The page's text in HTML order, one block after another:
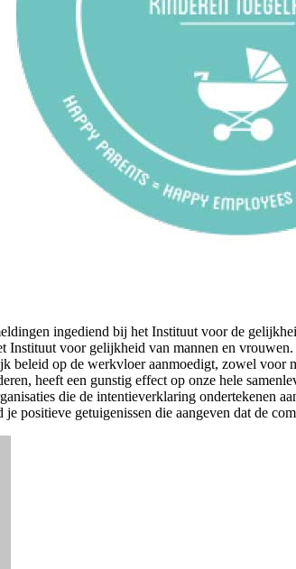
ingediend bij het Instituut voor de
Instituut voor gelijkheid van mannen en
beleid op de werkvloer aanmoedigt, zowel voor
heeft een gunstig effect op onze hele
die de intentieverklaring ondertekenen
je positieve getuigenissen die aangeven dat de